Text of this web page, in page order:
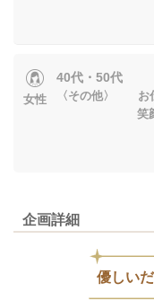
女性
40代・50代
〈その他〉 お
笑顔や謙虚
企画詳細
優しい